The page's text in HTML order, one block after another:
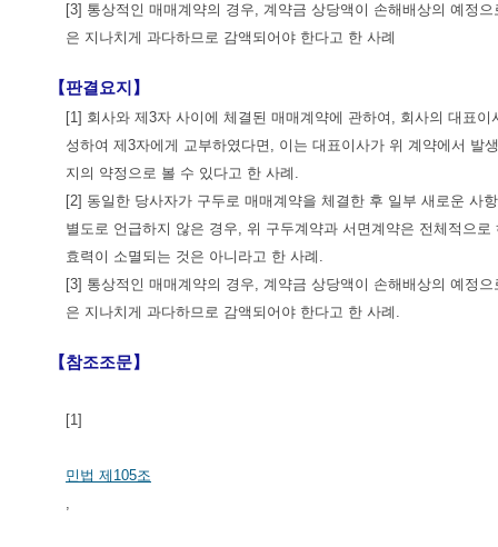
[3] 통상적인 매매계약의 경우, 계약금 상당액이 손해배상의 예정
은 지나치게 과다하므로 감액되어야 한다고 한 사례
【판결요지】
[1] 회사와 제3자 사이에 체결된 매매계약에 관하여, 회사의 대표
성하여 제3자에게 교부하였다면, 이는 대표이사가 위 계약에서
지의 약정으로 볼 수 있다고 한 사례.
[2] 동일한 당사자가 구두로 매매계약을 체결한 후 일부 새로운 사
별도로 언급하지 않은 경우, 위 구두계약과 서면계약은 전체적으
효력이 소멸되는 것은 아니라고 한 사례.
[3] 통상적인 매매계약의 경우, 계약금 상당액이 손해배상의 예정
은 지나치게 과다하므로 감액되어야 한다고 한 사례.
【참조조문】
[1]
민법 제105조
,